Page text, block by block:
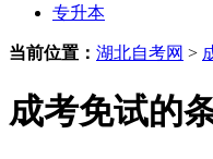
专升本
当前位置： 湖北自考网 >
成考免试的